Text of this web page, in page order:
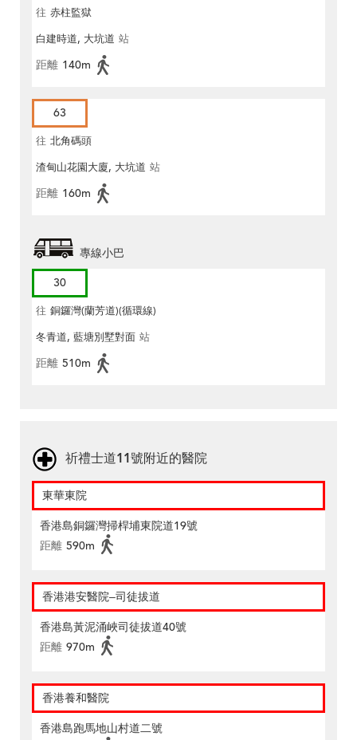
往 赤柱監獄
白建時道, 大坑道 站
距離 140m
63
往 北角碼頭
渣甸山花園大廈, 大坑道 站
距離 160m
專線小巴
30
往 銅鑼灣(蘭芳道)(循環線)
冬青道, 藍塘別墅對面 站
距離 510m
祈禮士道11號附近的醫院
東華東院
香港島銅鑼灣掃桿埔東院道19號
距離 590m
香港港安醫院–司徒拔道
香港島黃泥涌峽司徒拔道40號
距離 970m
香港養和醫院
香港島跑馬地山村道二號